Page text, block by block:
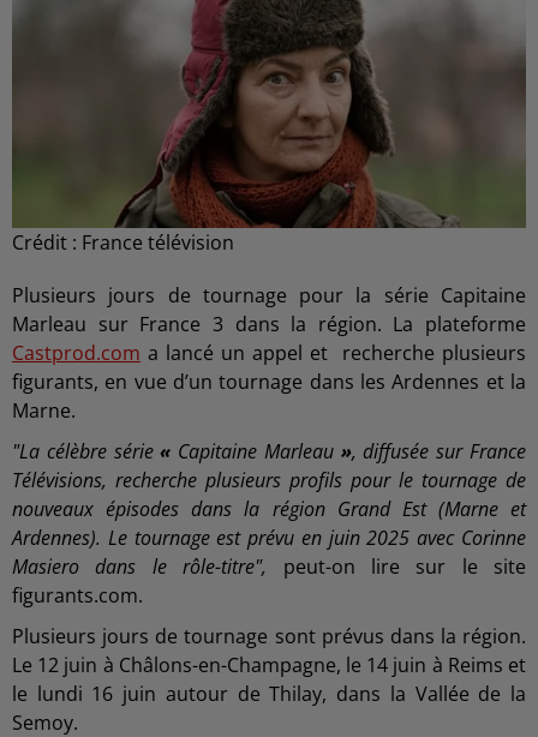
Crédit : France télévision
Plusieurs jours de tournage pour la série Capitaine
Marleau sur France 3 dans la région. La plateforme
Castprod.com a lancé un appel et recherche plusieurs
figurants, en vue d’un tournage dans les Ardennes et la
Marne.
"La célèbre série« Capitaine Marleau», diffusée sur France
Télévisions, recherche plusieurs profils pour le tournage de
nouveaux épisodes dans la région Grand Est (Marne et
Ardennes). Le tournage est prévu en juin 2025 avec Corinne
Masiero dans le rôle-titre", peut-on lire sur le site
figurants.com.
Plusieurs jours de tournage sont prévus dans la région.
Le 12 juin à Châlons-en-Champagne, le 14 juin à Reims et
le lundi 16 juin autour de Thilay, dans la Vallée de la
Semoy.